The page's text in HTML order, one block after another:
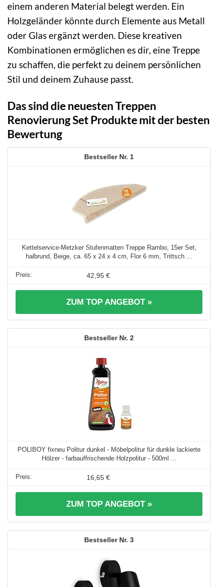
einem anderen Material belegt werden. Ein
Holzgeländer könnte durch Elemente aus Metall
oder Glas ergänzt werden. Diese kreativen
Kombinationen ermöglichen es dir, eine Treppe
zu schaffen, die perfekt zu deinem persönlichen
Stil und deinem Zuhause passt.
Das sind die neuesten Treppen
Renovierung Set Produkte mit der besten
Bewertung
1
Kettelservice-Metzker Stufenmatten Treppe Rambo, 15er Set,
halbrund, Beige, ca. 65 x 24 x 4 cm, Flor 6 mm, Trittsch ...
42,95 €
ZUM TOP ANGEBOT »
2
POLIBOY fixneu Politur dunkel - Möbelpolitur für dunkle lackierte
Hölzer - farbauffrischende Holzpolitur - 500ml ...
16,65 €
ZUM TOP ANGEBOT »
3